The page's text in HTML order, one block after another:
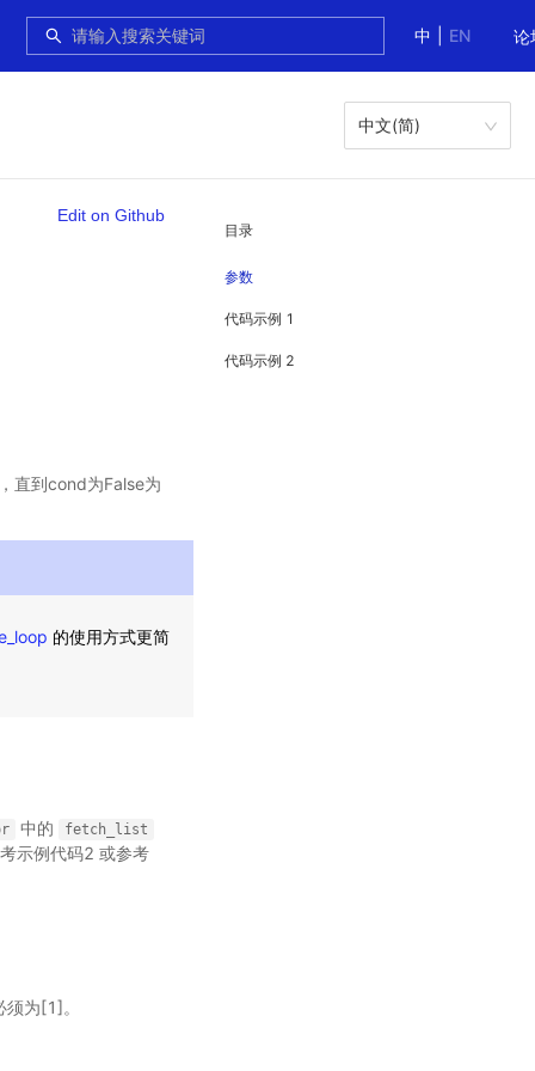
中
EN 论
中文(简)
目录
参数
代码示例 1
代码示例 2
Edit on Github
直到cond为False为
的使用方式更简
中的 fetch_list
示例代码2 或参考
为[1]。